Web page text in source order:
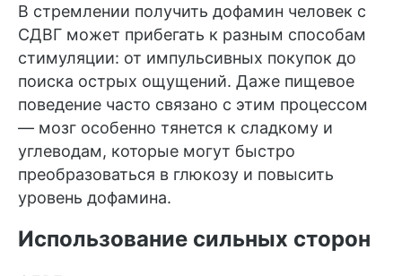
В стремлении получить дофамин человек с
СДВГ может прибегать к разным способам
стимуляции: от импульсивных покупок до
поиска острых ощущений. Даже пищевое
поведение часто связано с этим процессом
— мозг особенно тянется к сладкому и
углеводам, которые могут быстро
преобразоваться в глюкозу и повысить
уровень дофамина.
Использование сильных сторон